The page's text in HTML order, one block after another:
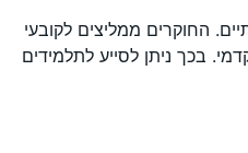
החוקרים ממליצים לקובעי
בכך ניתן לסייע לתלמידים